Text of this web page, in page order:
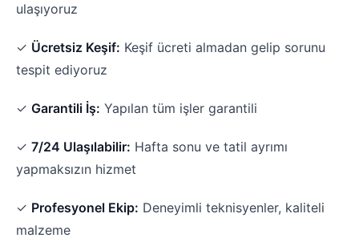
ulaşıyoruz
✓ Ücretsiz Keşif: Keşif ücreti almadan gelip sorunu
tespit ediyoruz
✓ Garantili İş: Yapılan tüm işler garantili
✓ 7/24 Ulaşılabilir: Hafta sonu ve tatil ayrımı
yapmaksızın hizmet
✓ Profesyonel Ekip: Deneyimli teknisyenler, kaliteli
malzeme